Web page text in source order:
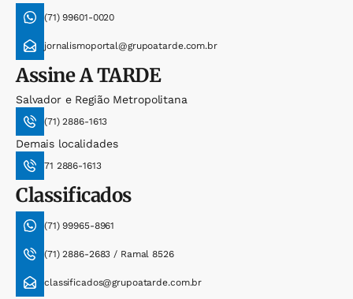
(71) 99601-0020
jornalismoportal@grupoatarde.com.br
AssineA TARDE
Salvador e Região Metropolitana
(71) 2886-1613
Demais localidades
71 2886-1613
Classificados
(71) 99965-8961
(71) 2886-2683 / Ramal 8526
classificados@grupoatarde.com.br